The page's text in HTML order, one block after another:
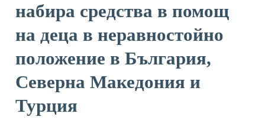
набира средства в помощ
на деца в неравностойно
положение в България,
Северна Македония и
Турция